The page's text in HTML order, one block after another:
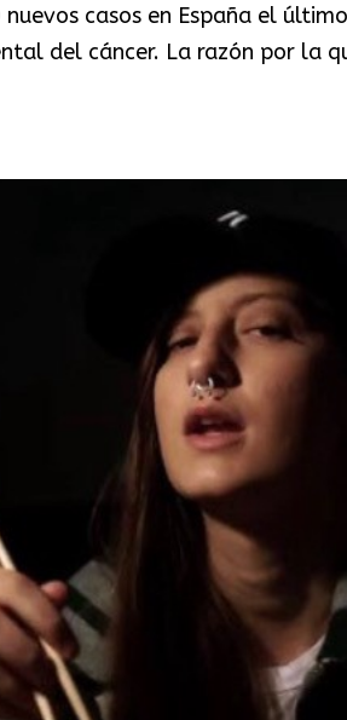
casos en España el
del cáncer. La razón por la